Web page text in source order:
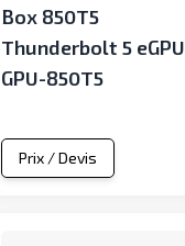
Box 850T5
Thunderbolt 5
GPU-850T5
Prix / Devis